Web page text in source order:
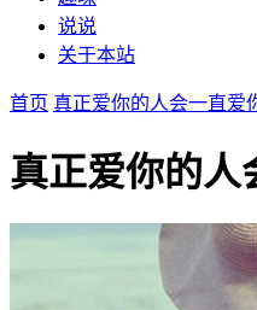
说说
关于本站
首页 真正爱你的人会一直爱
真正爱你的人